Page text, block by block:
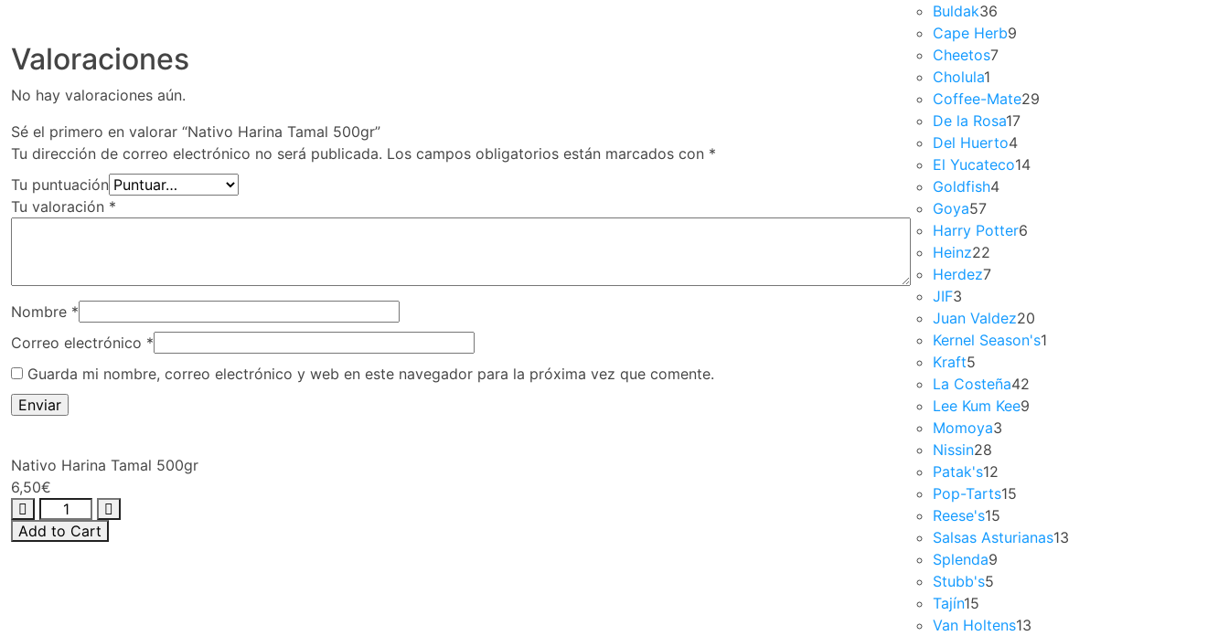
Valoraciones
No hay valoraciones aún.
Sé el primero en valorar “Nativo Harina Tamal 500gr”
Tu dirección de correo electrónico no será publicada. Los campos obligatorios están marcados con *
Tu puntuación
Tu valoración *
Nombre *
Correo electrónico *
Guarda mi nombre, correo electrónico y web en este navegador para la próxima vez que comente.
Nativo Harina Tamal 500gr
6,50€
Add to Cart
Buldak36
Cape Herb9
Cheetos7
Cholula1
Coffee-Mate29
De la Rosa17
Del Huerto4
El Yucateco14
Goldfish4
Goya57
Harry Potter6
Heinz22
Herdez7
JIF3
Juan Valdez20
Kernel Season's1
Kraft5
La Costeña42
Lee Kum Kee9
Momoya3
Nissin28
Patak's12
Pop-Tarts15
Reese's15
Salsas Asturianas13
Splenda9
Stubb's5
Tajín15
Van Holtens13